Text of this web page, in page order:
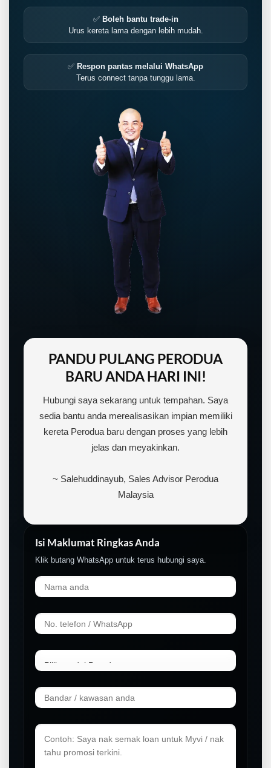
✅ Boleh bantu trade-in
Urus kereta lama dengan lebih mudah.
✅ Respon pantas melalui WhatsApp
Terus connect tanpa tunggu lama.
PANDU PULANG PERODUA
BARU ANDA HARI INI!
Hubungi saya sekarang untuk tempahan. Saya
sedia bantu anda merealisasikan impian memiliki
kereta Perodua baru dengan proses yang lebih
jelas dan meyakinkan.
~ Salehuddinayub, Sales Advisor Perodua
Malaysia
Isi Maklumat Ringkas Anda
Klik butang WhatsApp untuk terus hubungi saya.